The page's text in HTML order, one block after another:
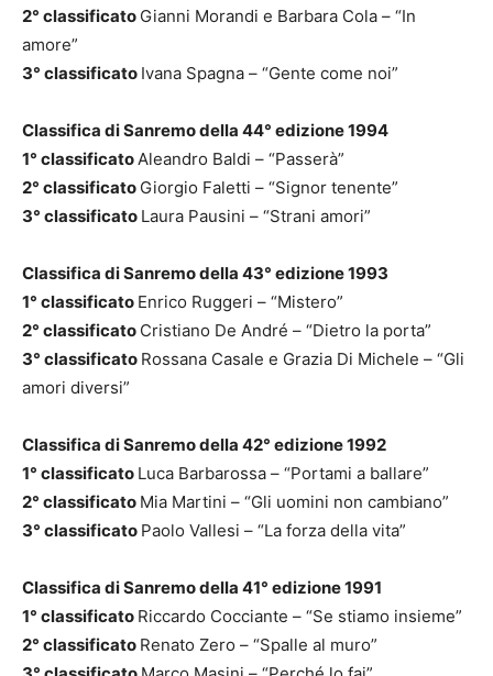
2° classificato Gianni Morandi e Barbara Cola – “In
amore”
3° classificato Ivana Spagna – “Gente come noi”
Classifica di Sanremo della 44° edizione 1994
1° classificatoAleandro Baldi – “Passerà”
2° classificato Giorgio Faletti – “Signor tenente”
3° classificato Laura Pausini – “Strani amori”
Classifica di Sanremo della 43° edizione 1993
1° classificato Enrico Ruggeri – “Mistero”
2° classificato Cristiano De André – “Dietro la porta”
3° classificato Rossana Casale e Grazia Di Michele – “Gli
amori diversi”
Classifica di Sanremo della 42° edizione 1992
1° classificato Luca Barbarossa – “Portami a ballare”
2° classificato Mia Martini – “Gli uomini non cambiano”
3° classificato Paolo Vallesi – “La forza della vita”
Classifica di Sanremo della 41° edizione 1991
1° classificato Riccardo Cocciante – “Se stiamo insieme”
2° classificato Renato Zero – “Spalle al muro”